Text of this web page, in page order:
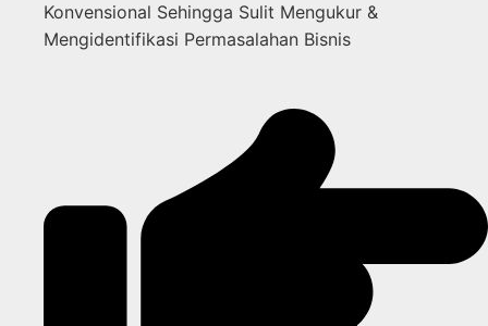
Konvensional Sehingga Sulit Mengukur &
Mengidentifikasi Permasalahan Bisnis